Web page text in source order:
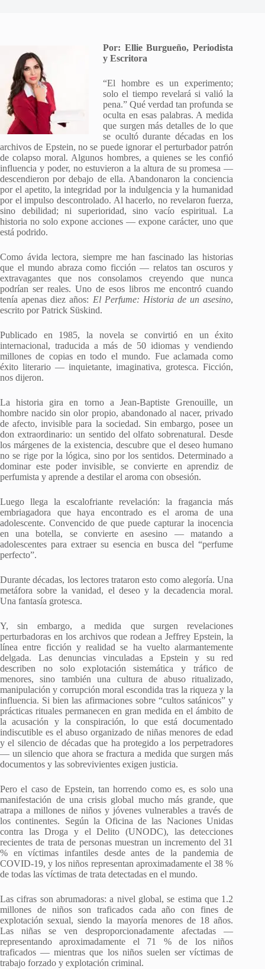
Por: Ellie Burgueño, Periodista
y Escritora
“El hombre es un experimento;
solo el tiempo revelará si valió la
pena.” Qué verdad tan profunda se
oculta en esas palabras. A medida
que surgen más detalles de lo que
se ocultó durante décadas en los
archivos de Epstein, no se puede ignorar el perturbador patrón
de colapso moral. Algunos hombres, a quienes se les confió
influencia y poder, no estuvieron a la altura de su promesa —
descendieron por debajo de ella. Abandonaron la conciencia
por el apetito, la integridad por la indulgencia y la humanidad
por el impulso descontrolado. Al hacerlo, no revelaron fuerza,
sino debilidad; ni superioridad, sino vacío espiritual. La
historia no solo expone acciones — expone carácter, uno que
está podrido.
Como ávida lectora, siempre me han fascinado las historias
que el mundo abraza como ficción — relatos tan oscuros y
extravagantes que nos consolamos creyendo que nunca
podrían ser reales. Uno de esos libros me encontró cuando
tenía apenas diez años: El Perfume: Historia de un asesino,
escrito por Patrick Süskind.
Publicado en 1985, la novela se convirtió en un éxito
internacional, traducida a más de 50 idiomas y vendiendo
millones de copias en todo el mundo. Fue aclamada como
éxito literario — inquietante, imaginativa, grotesca. Ficción,
nos dijeron.
La historia gira en torno a Jean-Baptiste Grenouille, un
hombre nacido sin olor propio, abandonado al nacer, privado
de afecto, invisible para la sociedad. Sin embargo, posee un
don extraordinario: un sentido del olfato sobrenatural. Desde
los márgenes de la existencia, descubre que el deseo humano
no se rige por la lógica, sino por los sentidos. Determinado a
dominar este poder invisible, se convierte en aprendiz de
perfumista y aprende a destilar el aroma con obsesión.
Luego llega la escalofriante revelación: la fragancia más
embriagadora que haya encontrado es el aroma de una
adolescente. Convencido de que puede capturar la inocencia
en una botella, se convierte en asesino — matando a
adolescentes para extraer su esencia en busca del “perfume
perfecto”.
Durante décadas, los lectores trataron esto como alegoría. Una
metáfora sobre la vanidad, el deseo y la decadencia moral.
Una fantasía grotesca.
Y, sin embargo, a medida que surgen revelaciones
perturbadoras en los archivos que rodean a Jeffrey Epstein, la
línea entre ficción y realidad se ha vuelto alarmantemente
delgada. Las denuncias vinculadas a Epstein y su red
describen no solo explotación sistemática y tráfico de
menores, sino también una cultura de abuso ritualizado,
manipulación y corrupción moral escondida tras la riqueza y la
influencia. Si bien las afirmaciones sobre “cultos satánicos” y
prácticas rituales permanecen en gran medida en el ámbito de
la acusación y la conspiración, lo que está documentado
indiscutible es el abuso organizado de niñas menores de edad
y el silencio de décadas que ha protegido a los perpetradores
— un silencio que ahora se fractura a medida que surgen más
documentos y las sobrevivientes exigen justicia.
Pero el caso de Epstein, tan horrendo como es, es solo una
manifestación de una crisis global mucho más grande, que
atrapa a millones de niños y jóvenes vulnerables a través de
los continentes. Según la Oficina de las Naciones Unidas
contra las Droga y el Delito (UNODC), las detecciones
recientes de trata de personas muestran un incremento del 31
% en víctimas infantiles desde antes de la pandemia de
COVID-19, y los niños representan aproximadamente el 38 %
de todas las víctimas de trata detectadas en el mundo.
Las cifras son abrumadoras: a nivel global, se estima que 1.2
millones de niños son traficados cada año con fines de
explotación sexual, siendo la mayoría menores de 18 años.
Las niñas se ven desproporcionadamente afectadas —
representando aproximadamente el 71 % de los niños
traficados — mientras que los niños suelen ser víctimas de
trabajo forzado y explotación criminal.